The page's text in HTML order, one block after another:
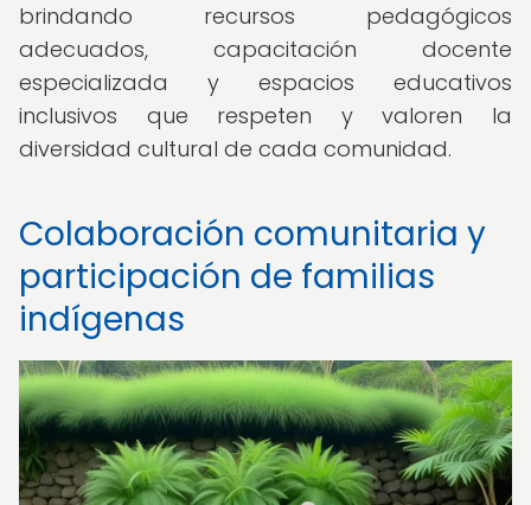
brindando recursos pedagógicos
adecuados, capacitación docente
especializada y espacios educativos
inclusivos que respeten y valoren la
diversidad cultural de cada comunidad.
Colaboración comunitaria y
participación de familias
indígenas